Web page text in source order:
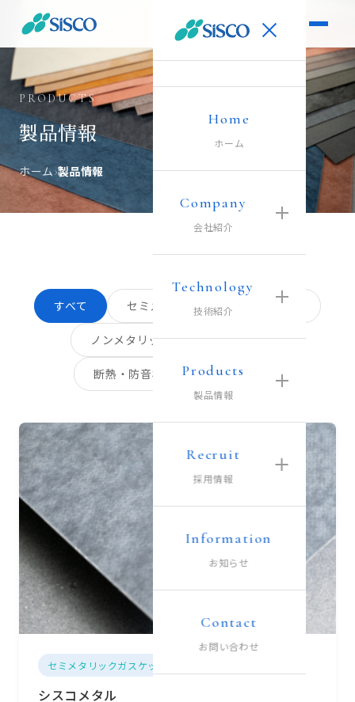
Home
ホーム
Company
会社紹介
Technology
技術紹介
Products
製品情報
Recruit
採用情報
Information
お知らせ
Contact
お問い合わせ
PRODUCTS
製品情報
ホーム›製品情報
すべて セミメタリックガスケットシート
ノンメタリックガスケットシート
断熱・防音材料 絶縁材料
セミメタリックガスケットシート
シスコメタル